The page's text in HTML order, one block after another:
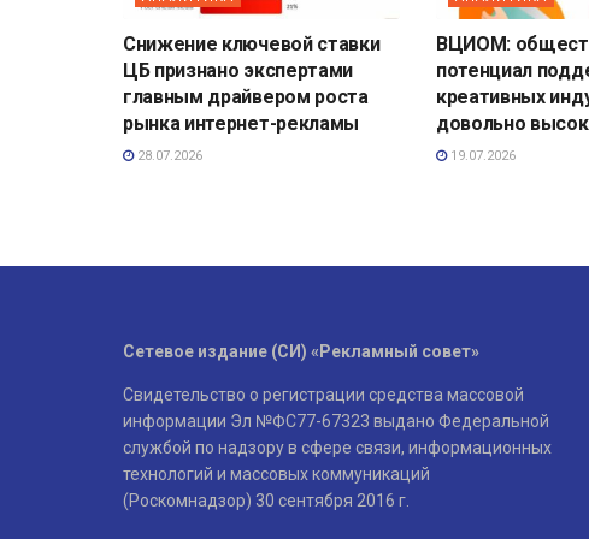
Снижение ключевой ставки
ЦБ признано экспертами
главным драйвером роста
рынка интернет-рекламы
28.07.2026
ВЦИОМ:
потенциал
креативных
довольно высок
19.07.2026
Сетевое издание (СИ) «Рекламный совет»
Свидетельство о регистрации средства массовой
информации Эл №ФС77-67323 выдано Федеральной
службой по надзору в сфере связи, информационных
технологий и массовых коммуникаций
(Роскомнадзор) 30 сентября 2016 г.